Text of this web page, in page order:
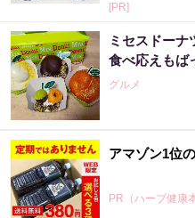
[PR]
ミセスドーナ
食べ応えもば
グルメ
アマゾン1位
PR（ハーブ健康